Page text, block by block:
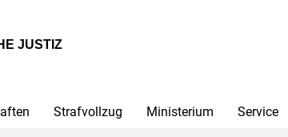
JUSTIZ
Strafvollzug Ministerium Service